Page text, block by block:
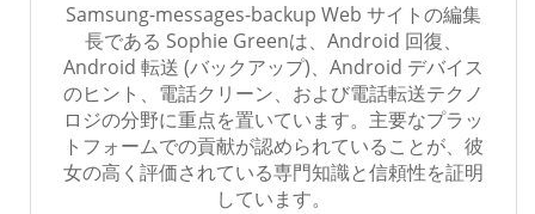
Samsung-messages-backup Web サイトの編集
長である Sophie Greenは、Android 回復、
Android 転送 (バックアップ)、Android デバイス
のヒント、電話クリーン、および電話転送テクノ
ロジの分野に重点を置いています。主要なプラッ
トフォームでの貢献が認められていることが、彼
女の高く評価されている専門知識と信頼性を証明
しています。